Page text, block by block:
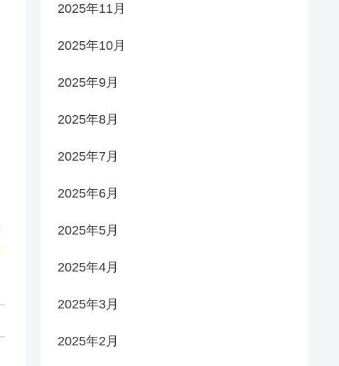
2025年11月
2025年10月
2025年9月
2025年8月
2025年7月
2025年6月
2025年5月
2025年4月
2025年3月
2025年2月